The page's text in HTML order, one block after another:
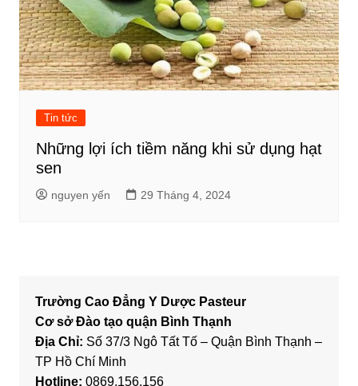
Tin tức
Những lợi ích tiềm năng khi sử dụng hạt
sen
nguyen yến 29 Tháng 4, 2024
Trường Cao Đẳng Y Dược Pasteur
Cơ sở Đào tạo quận Bình Thạnh
Địa Chỉ: Số 37/3 Ngô Tất Tố – Quận Bình Thạnh –
TP Hồ Chí Minh
Hotline: 0869.156.156